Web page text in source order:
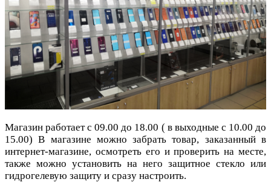
Магазин работает с 09.00 до 18.00 ( в выходные с 10.00 до
15.00) В магазине можно забрать товар, заказанный в
интернет-магазине, осмотреть его и проверить на месте,
также можно установить на него защитное стекло или
гидрогелевую защиту и сразу настроить.